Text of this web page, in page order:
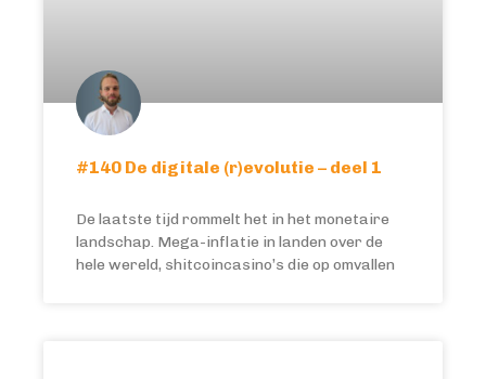
#140 De digitale (r)evolutie – deel 1
De laatste tijd rommelt het in het monetaire
landschap. Mega-inflatie in landen over de
hele wereld, shitcoincasino’s die op omvallen